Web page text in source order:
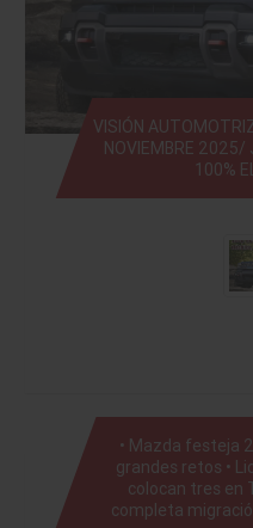
VISIÓN
NOVIEMBRE 2025/
100%
• Mazda festeja
grandes retos •
colocan tres en
completa